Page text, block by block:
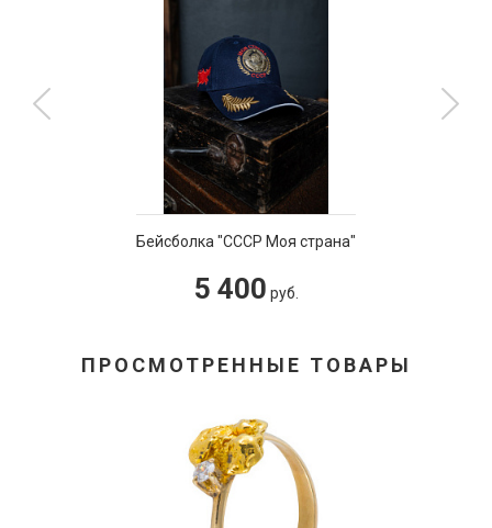
Бейсболка "СССР Моя страна"
5 400 руб.
ПРОСМОТРЕННЫЕ ТОВАРЫ